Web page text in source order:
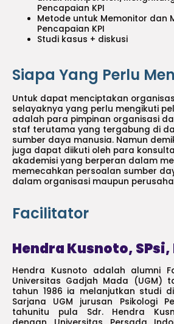
Pencapaian KPI
Metode untuk Memonitor dan
Pencapaian KPI
Studi kasus + diskusi
Siapa Yang Perlu
Untuk dapat menciptakan
selayaknya yang perlu mengikuti
adalah para pimpinan organisasi
staf terutama yang tergabung di
sumber daya manusia. Namun
juga dapat diikuti oleh para
akademisi yang berperan dalam
memecahkan persoalan sumber
dalam organisasi maupun
Facilitator
Hendra Kusnoto, SPsi,
Hendra Kusnoto adalah alumni
Universitas Gadjah Mada (UGM)
tahun 1986 ia melanjutkan studi
Sarjana UGM jurusan Psikologi
tahunitu pula Sdr. Hendra